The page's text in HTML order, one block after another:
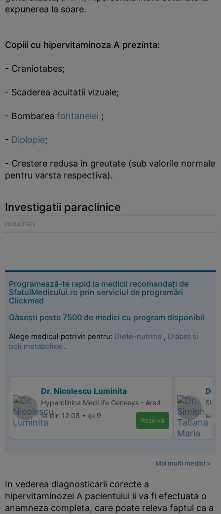
expunerea la soare.
Copiii cu hipervitaminoza A prezinta:
- Craniotabes;
- Scaderea acuitatii vizuale;
- Bombarea fontanelei ;
- Diplopie;
- Crestere redusa in greutate (sub valorile normale
pentru varsta respectiva).
Investigatii paraclinice
Programează-te rapid la medicii recomandați de
SfatulMedicului.ro prin serviciul de programări
Clickmed
Găsești peste 7500 de medici cu program disponibil
Alege medicul potrivit pentru: Diete-nutritie , Diabet si
boli metabolice .
Dr. Nicolescu Luminita
Hyperclinica MedLife Genesys - Arad
📅 din 12.08 • 👍 9
Rezervă
Dr.
📅
Mai multi medici >
In vederea diagnosticarii corecte a
hipervitaminozei A pacientului ii va fi efectuata o
anamneza completa, care poate releva faptul ca a